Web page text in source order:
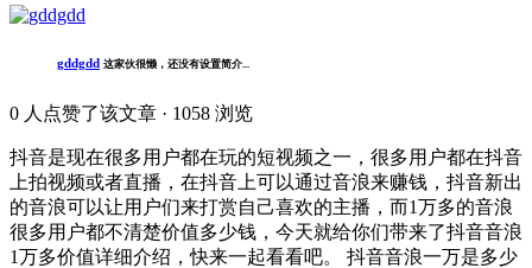
gddgdd 这家伙很懒，还没有设置简介...
0 人点赞了该文章 · 1058 浏览
抖音是现在很多用户都在玩的短视频之一，很多用户都在抖音
上拍视频或者直播，在抖音上可以通过音浪来赚钱，抖音新出
的音浪可以让用户们来打赏自己喜欢的主播，而1万多的音浪
很多用户都不清楚价值多少钱，今天就给你们带来了抖音音浪
1万多价值详细介绍，快来一起看看吧。 抖音音浪一万是多少